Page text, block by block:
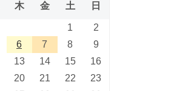
木 金 土 日
1
2
6 7 8
9
13 14 15
16
20 21 22
23